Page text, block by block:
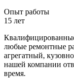
Опыт работы
15 лет
любые ремонтные
агрегатный,
нашей компании
время.